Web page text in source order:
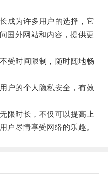
为许多用户的选择，它
国外网站和内容，提供更
时间限制，随时随地畅
的个人隐私安全，有效
时长，不仅可以提高上
户尽情享受网络的乐趣。